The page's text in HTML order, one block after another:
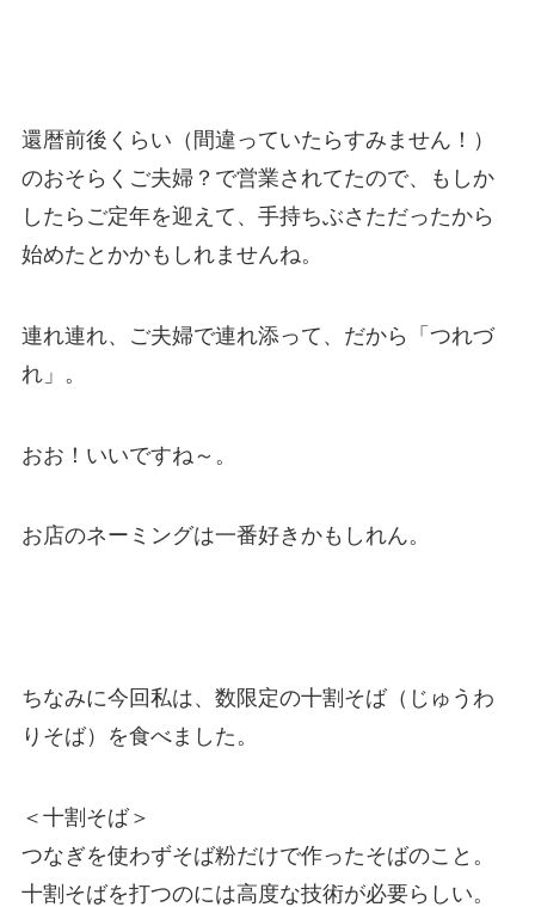
還暦前後くらい（間違っていたらすみません！）
のおそらくご夫婦？で営業されてたので、もしか
したらご定年を迎えて、手持ちぶさただったから
始めたとかかもしれませんね。
連れ連れ、ご夫婦で連れ添って、だから「つれづ
れ」。
おお！いいですね～。
お店のネーミングは一番好きかもしれん。
ちなみに今回私は、数限定の十割そば（じゅうわ
りそば）を食べました。
＜十割そば＞
つなぎを使わずそば粉だけで作ったそばのこと。
十割そばを打つのには高度な技術が必要らしい。